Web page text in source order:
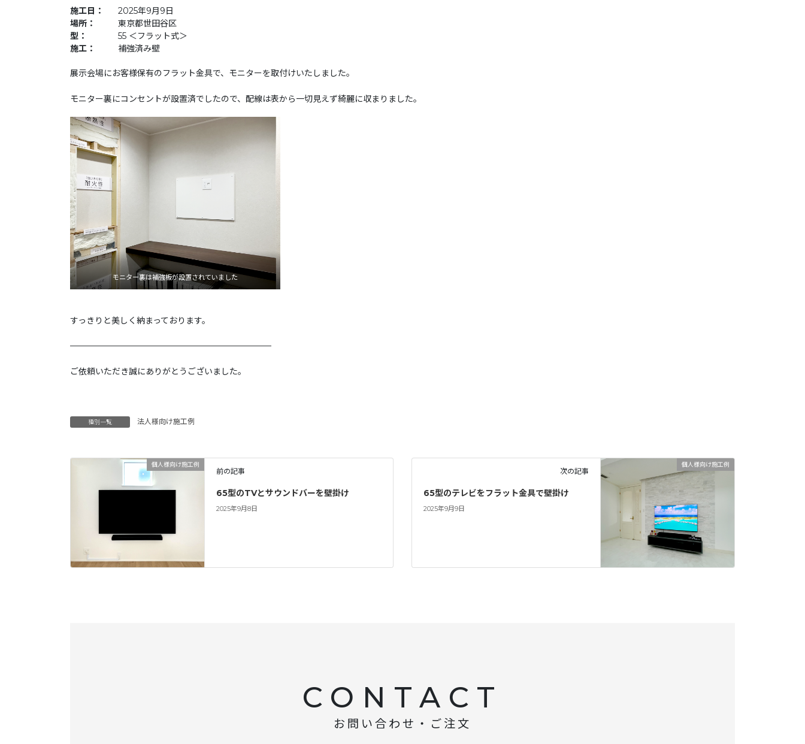
施工日：
2025年9月9日
場所：
東京都世田谷区
型：
55 ＜フラット式＞
施工：
補強済み壁
展示会場にお客様保有のフラット金具で、モニターを取付けいたしました。
モニター裏にコンセントが設置済でしたので、配線は表から一切見えず綺麗に収まりました。
モニター裏は補強板が設置されていました
すっきりと美しく納まっております。
————————————————————————
ご依頼いただき誠にありがとうございました。
種別一覧 法人様向け施工例
個人様向け施工例
前の記事
65型のTVとサウンドバーを壁掛け
2025年9月8日
個人様向け施工例
次の記事
65型のテレビをフラット金具で壁掛け
2025年9月9日
CONTACT
お問い合わせ・ご注文